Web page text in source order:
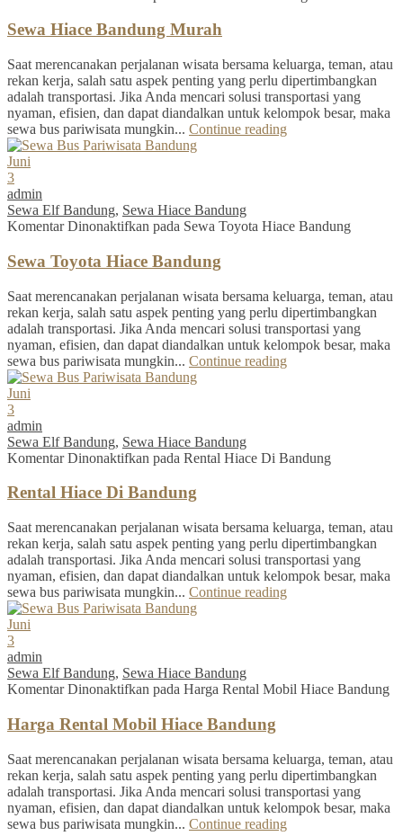
Sewa Hiace Bandung Murah
Saat merencanakan perjalanan wisata bersama keluarga, teman, atau
rekan kerja, salah satu aspek penting yang perlu dipertimbangkan
adalah transportasi. Jika Anda mencari solusi transportasi yang
nyaman, efisien, dan dapat diandalkan untuk kelompok besar, maka
sewa bus pariwisata mungkin... Continue reading
Juni
3
admin
Sewa Elf Bandung, Sewa Hiace Bandung
Komentar Dinonaktifkan pada Sewa Toyota Hiace Bandung
Sewa Toyota Hiace Bandung
Saat merencanakan perjalanan wisata bersama keluarga, teman, atau
rekan kerja, salah satu aspek penting yang perlu dipertimbangkan
adalah transportasi. Jika Anda mencari solusi transportasi yang
nyaman, efisien, dan dapat diandalkan untuk kelompok besar, maka
sewa bus pariwisata mungkin... Continue reading
Juni
3
admin
Sewa Elf Bandung, Sewa Hiace Bandung
Komentar Dinonaktifkan pada Rental Hiace Di Bandung
Rental Hiace Di Bandung
Saat merencanakan perjalanan wisata bersama keluarga, teman, atau
rekan kerja, salah satu aspek penting yang perlu dipertimbangkan
adalah transportasi. Jika Anda mencari solusi transportasi yang
nyaman, efisien, dan dapat diandalkan untuk kelompok besar, maka
sewa bus pariwisata mungkin... Continue reading
Juni
3
admin
Sewa Elf Bandung, Sewa Hiace Bandung
Komentar Dinonaktifkan pada Harga Rental Mobil Hiace Bandung
Harga Rental Mobil Hiace Bandung
Saat merencanakan perjalanan wisata bersama keluarga, teman, atau
rekan kerja, salah satu aspek penting yang perlu dipertimbangkan
adalah transportasi. Jika Anda mencari solusi transportasi yang
nyaman, efisien, dan dapat diandalkan untuk kelompok besar, maka
sewa bus pariwisata mungkin... Continue reading